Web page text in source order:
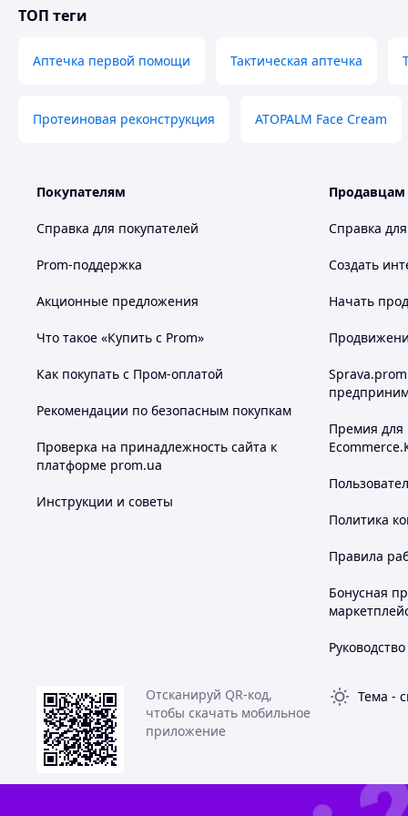
ТОП теги
Аптечка первой помощи Тактическая аптечка
Протеиновая реконструкция ATOPALM Face Cream
Покупателям
Справка для покупателей
Prom-поддержка
Акционные предложения
Что такое «Купить с Prom»
Как покупать с Пром-оплатой
Рекомендации по безопасным покупкам
Проверка на принадлежность сайта к
платформе prom.ua
Инструкции и советы
Продавцам
Справка
Создать
Начать
Премия для
Политика
Правила
Бонусная
Отсканируй QR-код,
чтобы скачать мобильное
приложение
Тема -